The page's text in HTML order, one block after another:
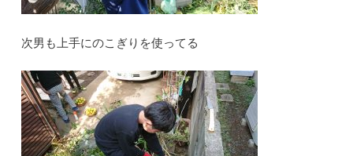
次男も上手にのこぎりを使ってる